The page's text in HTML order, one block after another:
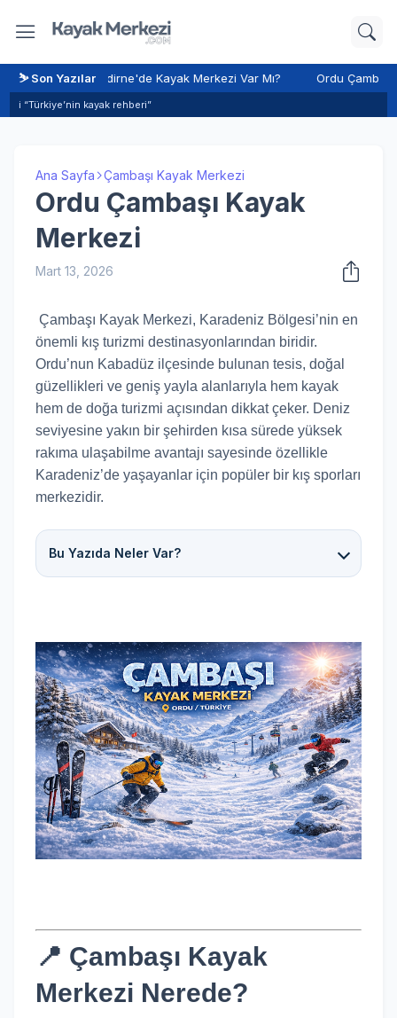
⛷️ Son YazılarEdirne'de Kayak Merkezi Var Mı? Ordu Çambaşı
ℹ️ “Türkiye’nin kayak rehberi”
Ana Sayfa Çambaşı Kayak Merkezi
Ordu Çambaşı Kayak
Merkezi
Mart 13, 2026
Çambaşı Kayak Merkezi, Karadeniz Bölgesi’nin en
önemli kış turizmi destinasyonlarından biridir.
Ordu’nun Kabadüz ilçesinde bulunan tesis, doğal
güzellikleri ve geniş yayla alanlarıyla hem kayak
hem de doğa turizmi açısından dikkat çeker. Deniz
seviyesine yakın bir şehirden kısa sürede yüksek
rakıma ulaşabilme avantajı sayesinde özellikle
Karadeniz’de yaşayanlar için popüler bir kış sporları
merkezidir.
Bu Yazıda Neler Var?
📍 Çambaşı Kayak
Merkezi Nerede?